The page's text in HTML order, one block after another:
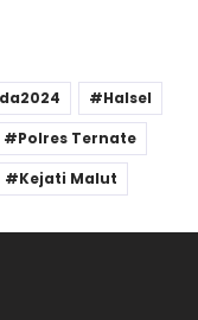
Halsel
Polres Ternate
Kejati Malut